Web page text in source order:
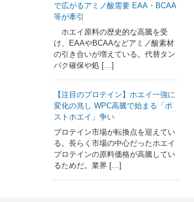
で広がるアミノ酸需要 EAA・BCAA
等が牽引
ホエイ原料の歴史的な高騰を受
け、EAAやBCAAなどアミノ酸素材
の引き合いが増えている。代替タン
パク確保や処 […]
【注目のプロテイン】ホエイ一強に
変化の兆し WPC高騰で始まる「ポ
ストホエイ」争い
プロテイン市場が転換点を迎えてい
る。長らく市場の中心だったホエイ
プロテインの原料価格が高騰してい
るためだ。業界 […]